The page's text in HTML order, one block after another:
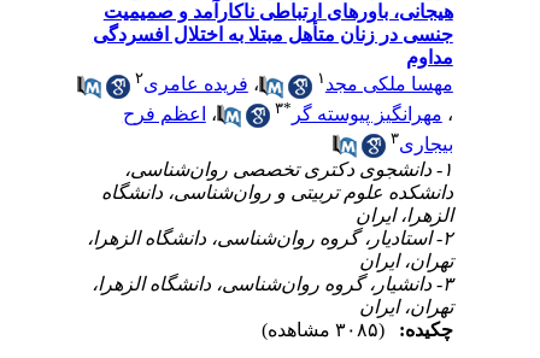
هیجانی، باورهای ارتباطی ناکارآمد و صمیمیت
جنسی در زنان متأهل مبتلا به اختلال افسردگی
مداوم
مهسا ملکی مجد۱ ،فریده عامری۲
مهرانگیز پیوسته گر* ۳ ،اعظم فرح
بیجاری
۱- دانشجوی دکتری تخصصی روان‌شناسی،
دانشکده علوم تربیتی و روان‌شناسی، دانشگاه
الزهرا، ایران
۲- استادیار، گروه روان‌شناسی، دانشگاه الزهرا،
تهران، ایران
۳- دانشیار، گروه روان‌شناسی، دانشگاه الزهرا،
تهران، ایران
چکیده: